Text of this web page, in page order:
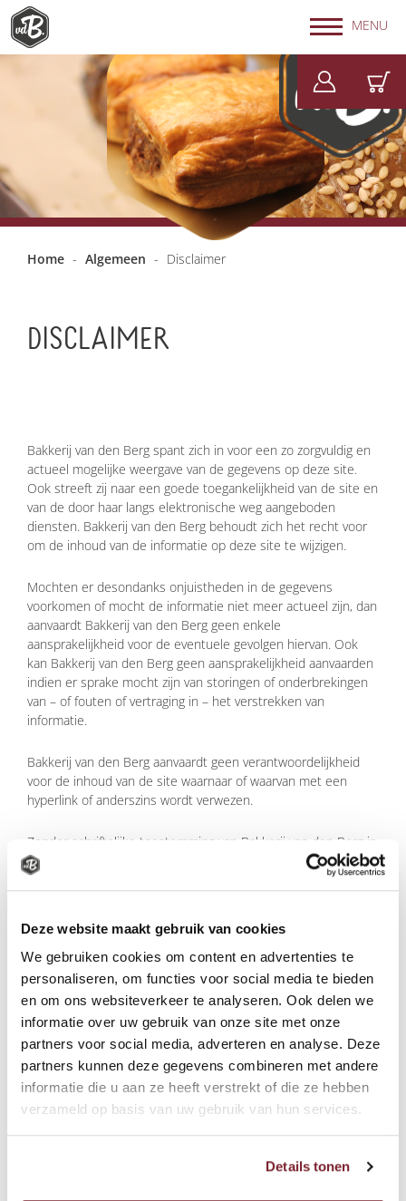
Deze website maakt gebruik van cookies
We gebruiken cookies om content en advertenties te
personaliseren, om functies voor social media te bieden
en om ons websiteverkeer te analyseren. Ook delen we
informatie over uw gebruik van onze site met onze
partners voor social media, adverteren en analyse. Deze
partners kunnen deze gegevens combineren met andere
informatie die u aan ze heeft verstrekt of die ze hebben
verzameld op basis van uw gebruik van hun services.
Details tonen
MENU
Home - Algemeen - Disclaimer
DISCLAIMER
Bakkerij van den Berg spant zich in voor een zo zorgvuldig en
actueel mogelijke weergave van de gegevens op deze site.
Ook streeft zij naar een goede toegankelijkheid van de site en
van de door haar langs elektronische weg aangeboden
diensten. Bakkerij van den Berg behoudt zich het recht voor
om de inhoud van de informatie op deze site te wijzigen.
Mochten er desondanks onjuistheden in de gegevens
voorkomen of mocht de informatie niet meer actueel zijn, dan
aanvaardt Bakkerij van den Berg geen enkele
aansprakelijkheid voor de eventuele gevolgen hiervan. Ook
kan Bakkerij van den Berg geen aansprakelijkheid aanvaarden
indien er sprake mocht zijn van storingen of onderbrekingen
van – of fouten of vertraging in – het verstrekken van
informatie.
Bakkerij van den Berg aanvaardt geen verantwoordelijkheid
voor de inhoud van de site waarnaar of waarvan met een
hyperlink of anderszins wordt verwezen.
Zonder schriftelijke toestemming van Bakkerij van den Berg is
het niet toegestaan grafische afbeeldingen, teksten of video's
van deze website te bewerken, openbaar te maken en of in
Bakkerij van den Berg garandeert niet dat naar haar
gestuurde e-mails of andere elektronische berichten tijdig
worden ontvangen en verwerkt, en aanvaardt geen
aansprakelijkheid voor gevolgen van het niet of te laat
ontvangen of verwerken daarvan.
Door het gebruiken van de website
www.bakkerijvdberg.nlgaat u akkoord met deze disclaimer.